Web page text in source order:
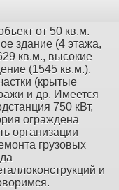
от 50 кв.м.
здание (4 этажа,
кв.м., высокие
(1545 кв.м.),
(крытые
и др. Имеется
750 кВт,
ограждена
организации
грузовых
и